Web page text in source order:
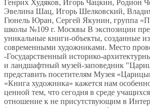
Генрих Худяков, Игорь Чацкин, Родион
Эвелина Шац, Игорь Шелковский,
Гюнель Юран, Сергей Якунин, группа
школы №109 г. Москвы В экспозиции
уникальные книги-объекты, созданные
современными художниками. Место
-Государственный историко-
и ландшафтный музей-заповедник
представить посетителям Музея
«Книга художника» кажется нам
ценной тем, что сегодня в среде
отношение к не присутствующим в